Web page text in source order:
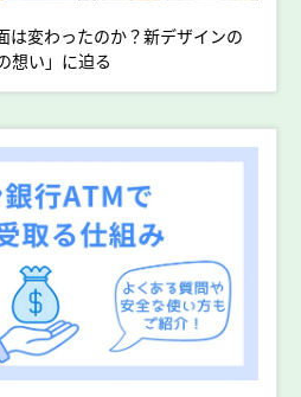
は変わったのか？新デザインの
想い」に迫る